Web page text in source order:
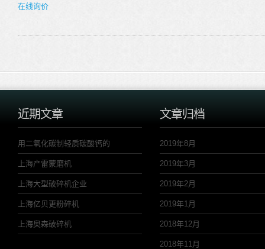
在线询价
近期文章
用二氧化碳制轻质碳酸钙的
上海产雷蒙磨机
上海大型破碎机企业
上海亿贝更粉碎机
上海奥森破碎机
文章归档
2019年8月
2019年3月
2019年2月
2019年1月
2018年12月
2018年11月